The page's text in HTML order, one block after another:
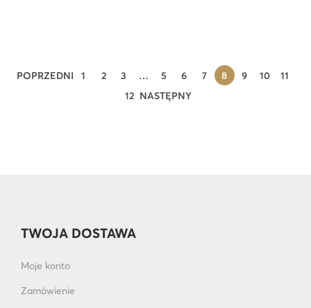
POPRZEDNI 1 2 3 … 5 6 7 8 9 10
11
12 NASTĘPNY
TWOJA DOSTAWA
Moje konto
Zamówienie